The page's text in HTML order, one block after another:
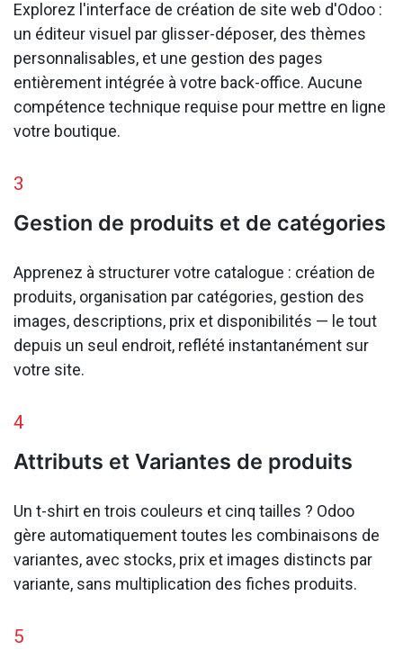
Explorez l'interface de création de site web d'Odoo :
un éditeur visuel par glisser-déposer, des thèmes
personnalisables, et une gestion des pages
entièrement intégrée à votre back-office. Aucune
compétence technique requise pour mettre en ligne
votre boutique.
3
Gestion de produits et de catégories
Apprenez à structurer votre catalogue : création de
produits, organisation par catégories, gestion des
images, descriptions, prix et disponibilités — le tout
depuis un seul endroit, reflété instantanément sur
votre site.
4
Attributs et Variantes de produits
Un t-shirt en trois couleurs et cinq tailles ? Odoo
gère automatiquement toutes les combinaisons de
variantes, avec stocks, prix et images distincts par
variante, sans multiplication des fiches produits.
5